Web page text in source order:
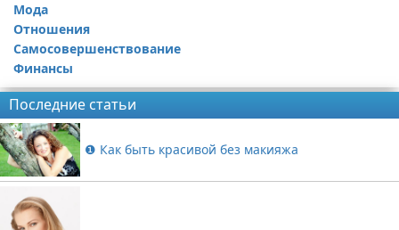
Мода
Отношения
Самосовершенствование
Финансы
Последние статьи
❶ Как быть красивой без макияжа